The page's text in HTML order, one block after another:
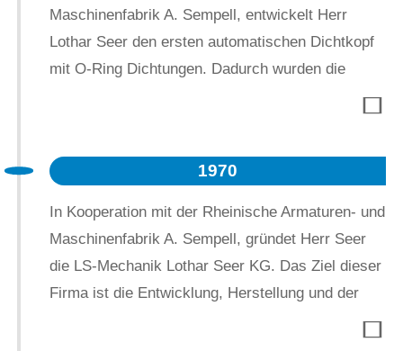
Maschinenfabrik A. Sempell, entwickelt Herr
Lothar Seer den ersten automatischen Dichtkopf
mit O-Ring Dichtungen. Dadurch wurden die
Um diese automatischen Dichtköpfe benutzen zu
können wurden anfangs bestehende
Spannvorrichtungen umgebaut. Später wurde die
ersten Säulen/Spindel-Aufspannung konstruiert
um Spannkräfte von 30, 60, 120 und sogar 400
1970
In Kooperation mit der Rheinische Armaturen- und
Maschinenfabrik A. Sempell, gründet Herr Seer
die LS-Mechanik Lothar Seer KG. Das Ziel dieser
Firma ist die Entwicklung, Herstellung und der
Verkauf von Druck- und Dichtheitsprüfständen für